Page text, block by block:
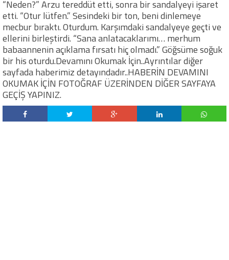
“Neden?” Arzu tereddüt etti, sonra bir sandalyeyi işaret
etti. “Otur lütfen.” Sesindeki bir ton, beni dinlemeye
mecbur bıraktı. Oturdum. Karşımdaki sandalyeye geçti ve
ellerini birleştirdi. “Sana anlatacaklarımı… merhum
babaannenin açıklama fırsatı hiç olmadı.” Göğsüme soğuk
bir his oturdu.Devamını Okumak İçin..Ayrıntılar diğer
sayfada haberimiz detayındadır..HABERİN DEVAMINI
OKUMAK İÇİN FOTOĞRAF ÜZERİNDEN DİĞER SAYFAYA
GEÇİŞ YAPINIZ.